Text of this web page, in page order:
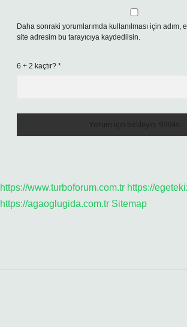
Daha sonraki yorumlarımda kullanılması için adım,
site adresim bu tarayıcıya kaydedilsin.
6 + 2 kaçtır? *
https://www.turboforum.com.tr https://
https://agaoglugida.com.tr Sitemap